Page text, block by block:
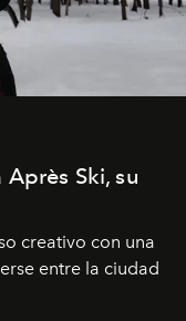
Ski, su
creativo con una
entre la ciudad